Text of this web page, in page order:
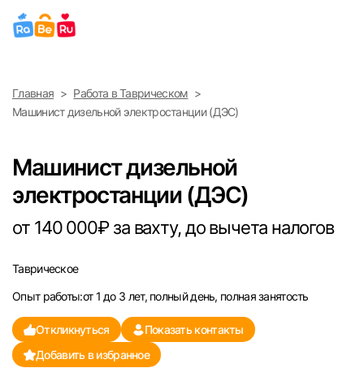
Найти работу Найти сотрудника
Выберите город
Санкт-Петербург
Саратов
Казань
Главная
Работа в Таврическом
Машинист дизельной электростанции (ДЭС)
Машинист дизельной
электростанции (ДЭС)
от 140 000₽ за вахту, до вычета налогов
Таврическое
Опыт работы:от 1 до 3 лет, полный день, полная занятость
Откликнуться
Показать контакты
Добавить в избранное